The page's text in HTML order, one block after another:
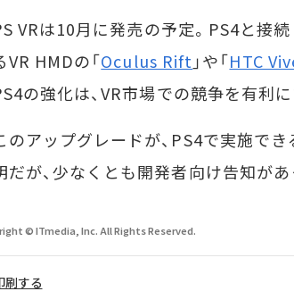
VRは10月に発売の予定。PS4と接
VR HMDの「Oculus Rift 」や「HTC
の強化は、VR市場での競争を有利に
アップグレードが、PS4で実施で
だが、少なくとも開発者向け告知が
© ITmedia, Inc. All Rights Reserved.
刷する